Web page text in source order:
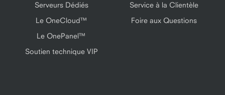
Serveurs Dédiés
Le OneCloud™
Le OnePanel™
Soutien technique VIP
Service à la Clientèle
Foire aux Questions